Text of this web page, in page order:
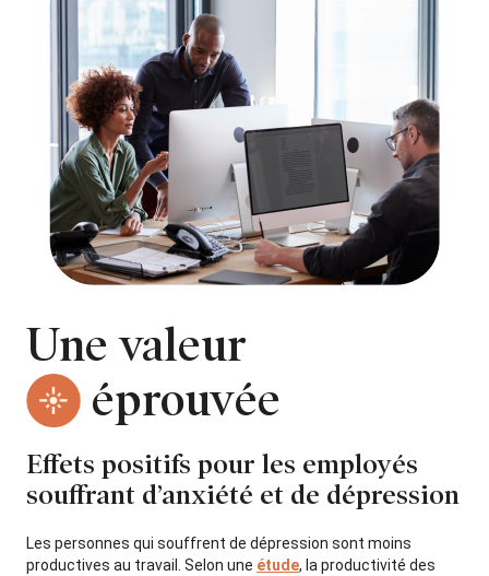
Une valeur
éprouvée
Effets positifs pour les employés
souffrant d’anxiété et de dépression
Les personnes qui souffrent de dépression sont moins
productives au travail. Selon une étude, la productivité des